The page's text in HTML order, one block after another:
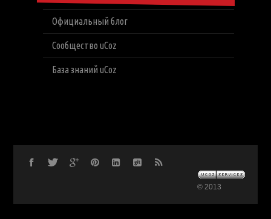
Официальный блог
Сообщество uCoz
База знаний uCoz
© 2013